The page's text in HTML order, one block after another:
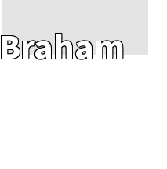
Braham